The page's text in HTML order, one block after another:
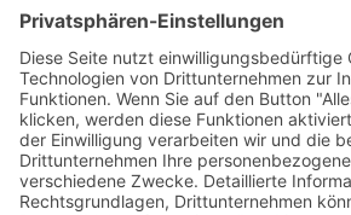
> Alex und Sabine erhalten die
Wohnungsbauprämie
Beratung anfordern*